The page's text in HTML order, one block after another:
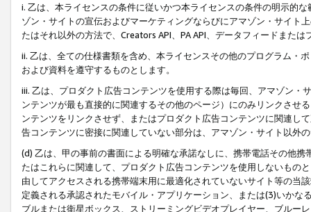
i. 乙は、本ライセンスの条件に従いかつ本ライセンスの条件の明示的
ゾン・サイトの宣伝およびマーケティングならびにアマゾン・サイト
たはそれ以外の方法で、Creators API、PA API、データフィードまた
ii. 乙は、全ての仕様書類を含め、本ライセンスその他のプログラム・
および資料を遵守するものとします。
iii. 乙は、プロダクト広告コンテンツを使用する際は毎回、アマゾン
ンテンツが最も直接的に関連するその他のページ）にのみリンクさせ
ンテンツをリンクさせず、またはプロダクト広告コンテンツに関連し
告コンテンツに密接に関連していない部分は、アマゾン・サイト以外
(d) 乙は、甲の事前の書面による明確な承諾なしに、携帯電話その他
たはこれらに関連して、プロダクト広告コンテンツを使用しないもの
由してアクセスされる携帯端末用に最適化されていないサイト等の当
定義される承認されたモバイル・アプリケーション、または(3)いか
ブルまたは衛星ボックス、ストリーミングビデオプレイヤー、ブルー